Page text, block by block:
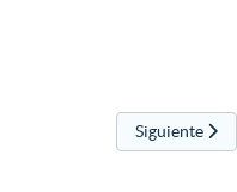
Artículo
Siguiente